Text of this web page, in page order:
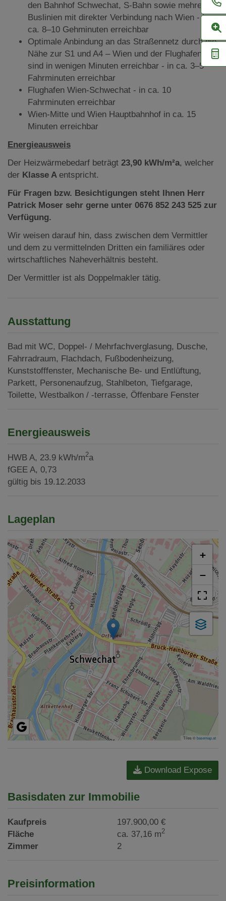
den Bahnhof Schwechat, S-Bahn sowie mehrere
Buslinien mit direkter Verbindung nach Wien - in
ca. 8–10 Gehminuten erreichbar
Optimale Anbindung an das Straßennetz durch die
Nähe zur S1 und A4 – Wien und der Flughafen
sind in wenigen Minuten erreichbar - in ca. 3–5
Fahrminuten erreichbar
Flughafen Wien-Schwechat - in ca. 10
Fahrminuten erreichbar
Wien-Mitte und Wien Hauptbahnhof in ca. 15
Minuten erreichbar
Energieausweis
Der Heizwärmebedarf beträgt 23,90 kWh/m²a, welcher
der Klasse A entspricht.
Für Fragen bzw. Besichtigungen steht Ihnen Herr
Patrick Moser sehr gerne unter 0676 852 243 525 zur
Verfügung.
Wir weisen darauf hin, dass zwischen dem Vermittler
und dem zu vermittelnden Dritten ein familiäres oder
wirtschaftliches Naheverhältnis besteht.
Der Vermittler ist als Doppelmakler tätig.
Ausstattung
Bad mit WC Doppel- / Mehrfachverglasung Dusche
Fahrradraum
Flachdach Fußbodenheizung
Kunststofffenster Mechanische Be- und Entlüftung
Parkett Personenaufzug Stahlbeton Tiefgarage
Toilette Westbalkon / -terrasse Öffenbare Fenster
Energieausweis
HWB A, 23.9 kWh/m2a
fGEE A, 0,73
gültig bis 19.12.2033
Lageplan
+
−
Tiles ©basemap.at
Download Expose
Basisdaten zur Immobilie
Kaufpreis
197.900,00 €
Fläche
ca. 37,16 m2
Zimmer 2
Preisinformation